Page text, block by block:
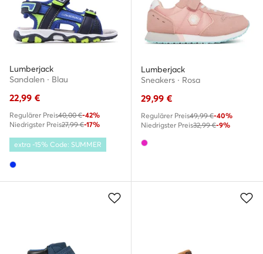
Lumberjack
Sandalen · Blau
22,99 €
Regulärer Preis40,00 €-42%
Niedrigster Preis27,99 €-17%
extra -15% Code: SUMMER
Lumberjack
Sneakers · Rosa
29,99 €
Regulärer Preis49,99 €-40%
Niedrigster Preis32,99 €-9%